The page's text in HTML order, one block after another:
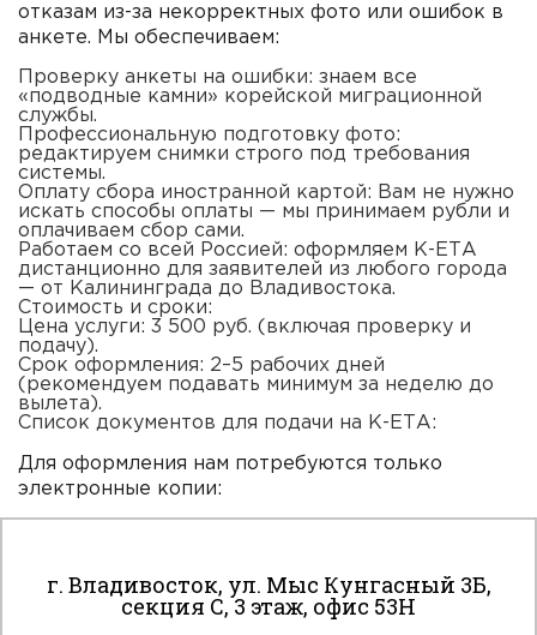
отказам из-за некорректных фото или ошибок в
анкете. Мы обеспечиваем:
Проверку анкеты на ошибки: знаем все
«подводные камни» корейской миграционной
службы.
Профессиональную подготовку фото:
редактируем снимки строго под требования
системы.
Оплату сбора иностранной картой: Вам не нужно
искать способы оплаты — мы принимаем рубли и
оплачиваем сбор сами.
Работаем со всей Россией: оформляем К-ЕТА
дистанционно для заявителей из любого города
— от Калининграда до Владивостока.
Стоимость и сроки:
Цена услуги: 3 500 руб. (включая проверку и
подачу).
Срок оформления: 2–5 рабочих дней
(рекомендуем подавать минимум за неделю до
вылета).
Список документов для подачи на К-ЕТА:
Для оформления нам потребуются только
электронные копии:
Цифровое фото:цветное, на светлом фоне.
Информация о поездке: адрес проживания в
Корее (отель или контакты принимающей
г. Владивосток, ул. Мыс Кунгасный 3Б,
секция С, 3 этаж, офис 53H
Яндекс Метрика, использующий cookie-файлы
для анализа пользовательской активности.